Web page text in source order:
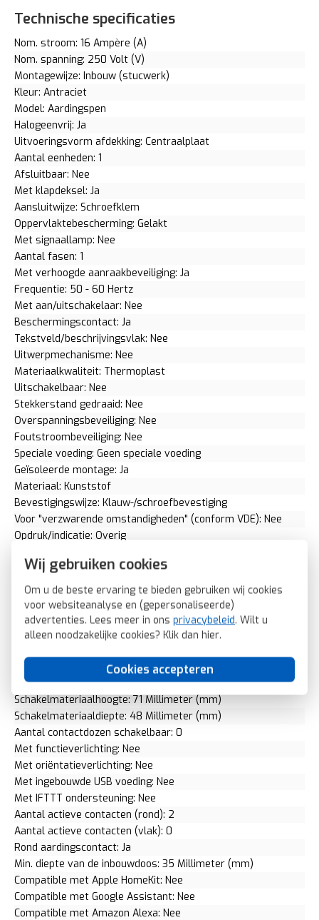
Wij gebruiken cookies
Om u de beste ervaring te bieden gebruiken wij cookies
voor websiteanalyse en (gepersonaliseerde)
advertenties. Lees meer in ons privacybeleid. Wilt u
alleen noodzakelijke cookies? Klik dan hier.
Cookies accepteren
Technische specificaties
Nom. stroom: 16 Ampère (A)
Nom. spanning: 250 Volt (V)
Montagewijze: Inbouw (stucwerk)
Kleur: Antraciet
Model: Aardingspen
Halogeenvrij: Ja
Uitvoeringsvorm afdekking: Centraalplaat
Aantal eenheden: 1
Afsluitbaar: Nee
Met klapdeksel: Ja
Aansluitwijze: Schroefklem
Oppervlaktebescherming: Gelakt
Met signaallamp: Nee
Aantal fasen: 1
Met verhoogde aanraakbeveiliging: Ja
Frequentie: 50 - 60 Hertz
Met aan/uitschakelaar: Nee
Beschermingscontact: Ja
Tekstveld/beschrijvingsvlak: Nee
Uitwerpmechanisme: Nee
Materiaalkwaliteit: Thermoplast
Uitschakelbaar: Nee
Stekkerstand gedraaid: Nee
Overspanningsbeveiliging: Nee
Foutstroombeveiliging: Nee
Speciale voeding: Geen speciale voeding
Geïsoleerde montage: Ja
Materiaal: Kunststof
Bevestigingswijze: Klauw-/schroefbevestiging
Voor "verzwarende omstandigheden" (conform VDE): Nee
Opdruk/indicatie: Overig
Slagvastheid: IK05
Transparant: Nee
Uitvoering oppervlakte: Mat
Met glaszekering: Nee
Met doorlusvoorziening: Nee
Fase-aftakking: Geen
Schakelmateriaalbreedte: 71 Millimeter (mm)
Schakelmateriaalhoogte: 71 Millimeter (mm)
Schakelmateriaaldiepte: 48 Millimeter (mm)
Aantal contactdozen schakelbaar: 0
Met functieverlichting: Nee
Met oriëntatieverlichting: Nee
Met ingebouwde USB voeding: Nee
Met IFTTT ondersteuning: Nee
Aantal actieve contacten (rond): 2
Aantal actieve contacten (vlak): 0
Rond aardingscontact: Ja
Min. diepte van de inbouwdoos: 35 Millimeter (mm)
Compatible met Apple HomeKit: Nee
Compatible met Google Assistant: Nee
Compatible met Amazon Alexa: Nee